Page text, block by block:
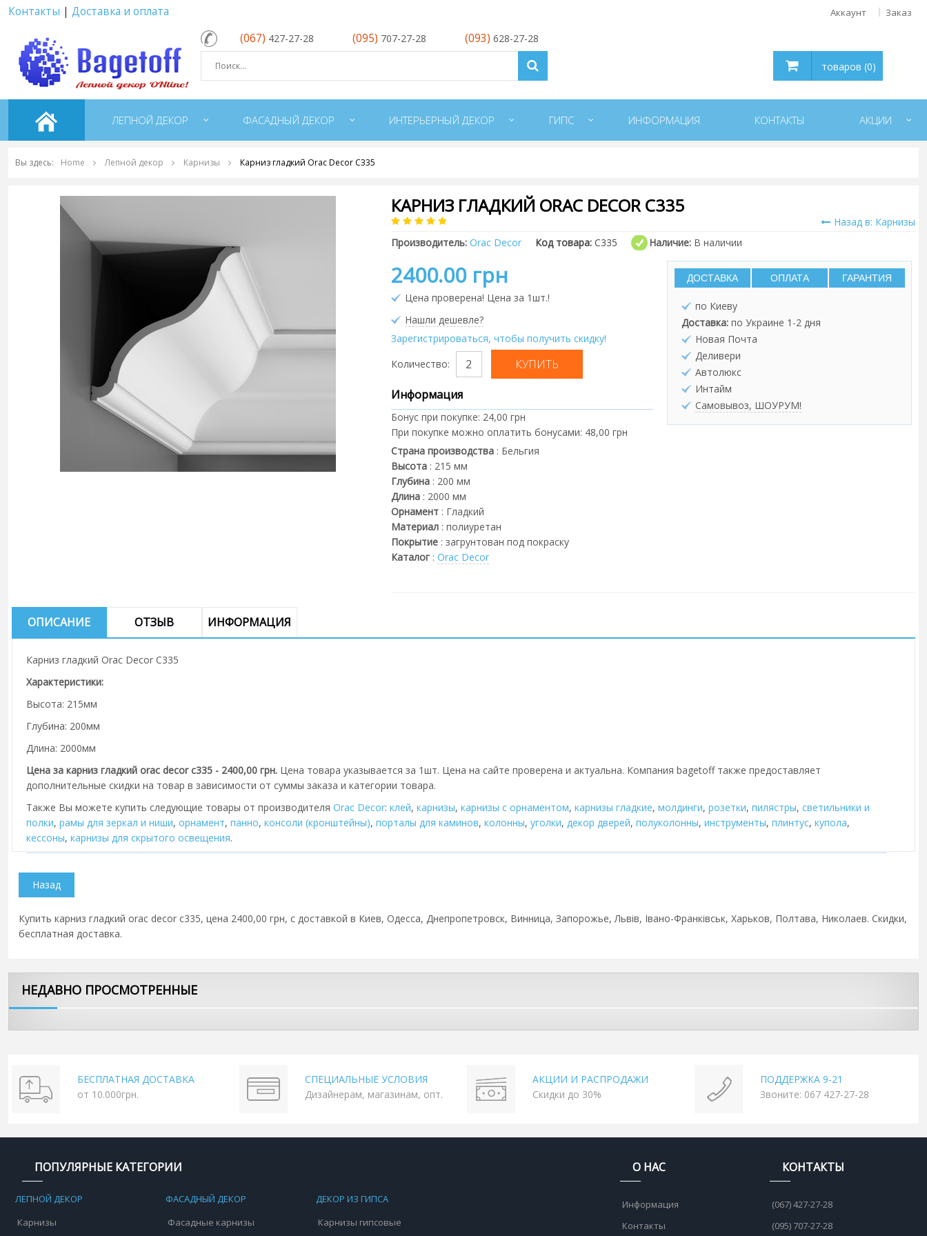
Контакты | Доставка и оплата Аккаунт Заказ
(067) 427-27-28 (095) 707-27-28 (093) 628-27-28
товаров (0)
ЛЕПНОЙ ДЕКОР ФАСАДНЫЙ ДЕКОР ИНТЕРЬЕРНЫЙ ДЕКОР ГИПС ИНФОРМАЦИЯ КОНТАКТЫ АКЦИИ
Вы здесь: Home Лепной декор Карнизы Карниз гладкий Orac Decor C335
КАРНИЗ ГЛАДКИЙ ORAC DECOR C335
Назад в: Карнизы
Производитель: Orac Decor Код товара: C335 Наличие: В наличии
2400.00 грн
Цена проверена! Цена за 1шт.!
Нашли дешевле?
Зарегистрироваться, чтобы получить скидку!
Количество:
Информация
Бонус при покупке: 24,00 грн
При покупке можно оплатить бонусами: 48,00 грн
Страна производства: Бельгия
Высота: 215 мм
Глубина: 200 мм
Длина: 2000 мм
Орнамент: Гладкий
Материал: полиуретан
Покрытие: загрунтован под покраску
Каталог: Orac Decor
ДОСТАВКА ОПЛАТА ГАРАНТИЯ
по Киеву
Доставка: по Украине 1-2 дня
Новая Почта
Деливери
Автолюкс
Интайм
Самовывоз, ШОУРУМ!
ОПИСАНИЕ ОТЗЫВ ИНФОРМАЦИЯ
Карниз гладкий Orac Decor C335
Характеристики:
Высота: 215мм
Глубина: 200мм
Длина: 2000мм
Цена за карниз гладкий orac decor c335 - 2400,00 грн. Цена товара указывается за 1шт. Цена на сайте проверена и актуальна. Компания bagetoff также предоставляет
дополнительные скидки на товар в зависимости от суммы заказа и категории товара.
Также Вы можете купить следующие товары от производителя Orac Decor: клей, карнизы, карнизы с орнаментом, карнизы гладкие, молдинги, розетки, пилястры, cветильники и
полки, рамы для зеркал и ниши, орнамент, панно, консоли (кронштейны), порталы для каминов, колонны, уголки, декор дверей, полуколонны, инструменты, плинтус, купола,
кессоны, карнизы для скрытого освещения.
Купить карниз гладкий orac decor c335, цена 2400,00 грн, с доставкой в Киев, Одесса, Днепропетровск, Винница, Запорожье, Львів, Івано-Франківськ, Харьков, Полтава, Николаев. Скидки,
бесплатная доставка.
НЕДАВНО ПРОСМОТРЕННЫЕ
БЕСПЛАТНАЯ ДОСТАВКА
от 10.000грн.
СПЕЦИАЛЬНЫЕ УСЛОВИЯ
Дизайнерам, магазинам, опт.
АКЦИИ И РАСПРОДАЖИ
Скидки до 30%
ПОДДЕРЖКА 9-21
Звоните: 067 427-27-28
ПОПУЛЯРНЫЕ КАТЕГОРИИ
ЛЕПНОЙ ДЕКОР
Карнизы
ФАСАДНЫЙ ДЕКОР
Фасадные карнизы
ДЕКОР ИЗ ГИПСА
Карнизы гипсовые
О НАС
Информация
Контакты
КОНТАКТЫ
(067) 427-27-28
(095) 707-27-28